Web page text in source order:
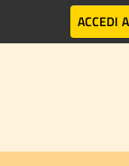
ACCEDI